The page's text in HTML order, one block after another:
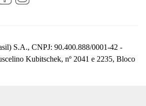
S.A., CNPJ: 90.400.888/0001-42 -
Kubitschek, nº 2041 e 2235, Bloco